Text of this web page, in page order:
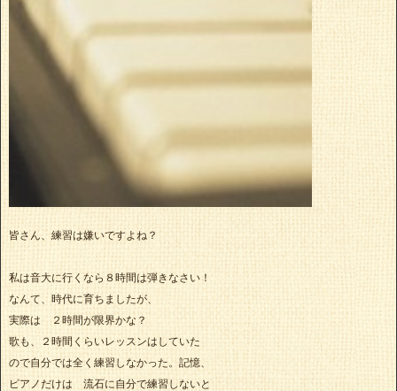
皆さん、練習は嫌いですよね？
私は音大に行くなら８時間は弾きなさい！
なんて、時代に育ちましたが、
実際は ２時間が限界かな？
歌も、２時間くらいレッスンはしていた
ので自分では全く練習しなかった。記憶、
ピアノだけは 流石に自分で練習しないと